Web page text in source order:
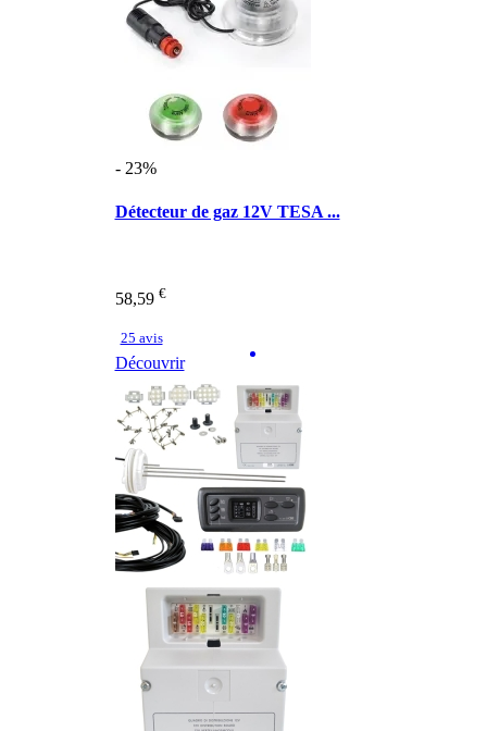
- 23%
Détecteur de gaz 12V TESA ...
58,59 €
25 avis
Découvrir